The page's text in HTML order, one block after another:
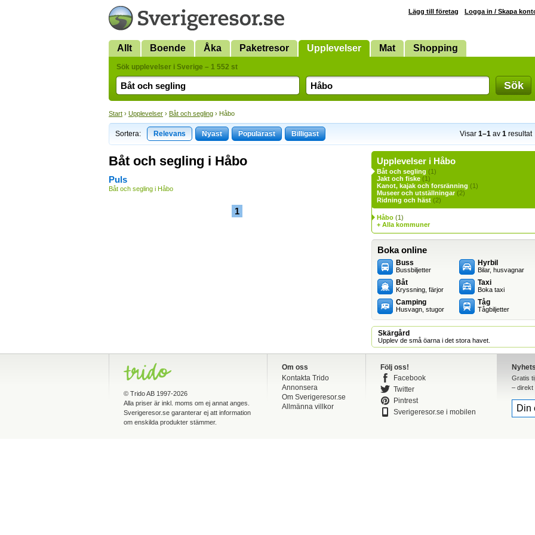
Lägg till företag Logga in / Skapa
Allt Boende Åka Paketresor Upplevelser Mat Shopping
Sök upplevelser i Sverige – 1 552 st
Sök
Start › Upplevelser › Båt och segling › Håbo
Sortera: Relevans Nyast Populärast Billigast Visar 1–1 av 1 resultat
Båt och segling i Håbo
Puls
Båt och segling i Håbo
1
Upplevelser i Håbo
Båt och segling (1)
Jakt och fiske (1)
Kanot, kajak och forsränning (1)
Museer och utställningar(2)
Ridning och häst (2)
Håbo (1)
+ Alla kommuner
Boka online
Buss
Bussbiljetter
Båt
Kryssning, färjor
Camping
Husvagn, stugor
Hyrbil
Bilar, husvagnar
Taxi
Boka taxi
Tåg
Tågbiljetter
Skärgård
Upplev de små öarna i det stora havet.
© Trido AB 1997-2026
Alla priser är inkl. moms om ej annat anges.
Sverigeresor.se garanterar ej att information
om enskilda produkter stämmer.
Om oss
Kontakta Trido
Annonsera
Om Sverigeresor.se
Allmänna villkor
Följ oss!
Facebook
Twitter
Pintrest
Sverigeresor.se i mobilen
Gratis
– direkt